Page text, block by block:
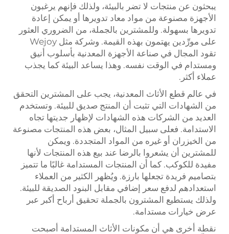
يبحثون عن منتجات لا تضر بالبيئة، ولذلك فإنهم يرغبون
الأجهزة مصنوعة من مواد معاد تدويرها أو يمكن إعادة
تدويرها بسهولة. وللمشترين بالجملة، من الضروري العثور
على مورِّدين يهتمون بهذه القيمة. وشركة مثل Wejoy
تقود المجال في صناعة الأجهزة المعدنية بأسلوب أنيق
ومستدام في الوقت نفسه. وهذا يساعد البيئة كما يجذب
عملاء أكثر.
في عالم قطع الأثاث المعدنية، يجب على المشترين التحقق
من الشهادات التي تثبت أن المنتج صديق للبيئة. وتستخدم
العديد من الشركات هذه الشهادات لإظهار جديتها تجاه
الاستدامة. فعلى سبيل المثال، بعض هذه المنتجات مصنوعة
من الخيزران أو غيره من المواد المتجددة. ويمكن
للمشترين أن يشعروا بالرضا عند بيع هذه المنتجات لأنها
مفيدة للكوكب. كما أن المنتجات المستدامة غالبًا ما تتميز
بتصاميم فريدة تجعلها بارزة. ويُظهر الكثير من العملاء
استعدادهم لدفع سعر إضافي مقابل البنود الصديقة للبيئة.
ولذلك يستطيع المشترون بالجملة تحقيق أرباح أكبر عبر
عرض خيارات مستدامة.
نقطة أخرى هي أن مكونات الأثاث المستدامة أصبحت